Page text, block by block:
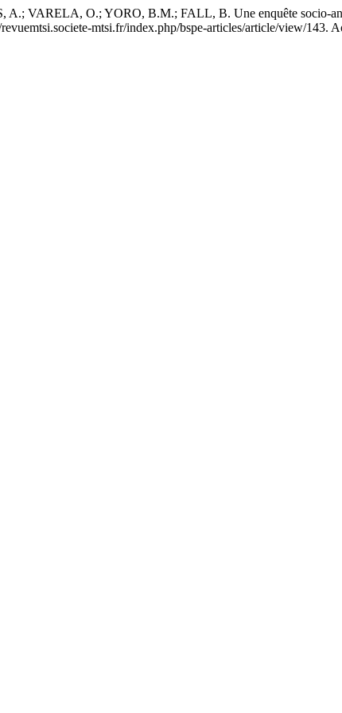
VARELA, O.; YORO, B.M.; FALL, B. Une enquête socio-
mtsi.fr/index.php/bspe-articles/article/view/143.